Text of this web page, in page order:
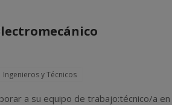
Ingenieros y Técnicos
a su equipo de trabajo:técnico/a en